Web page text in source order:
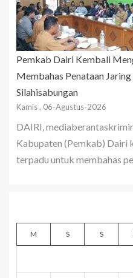
Pemkab Dairi Kembali
Membahas Penataan
Silahisabungan
Kamis , 06-Agustus-2026
DAIRI,
Kabupaten (Pemkab) Dairi
terpadu untuk membahas
M S S